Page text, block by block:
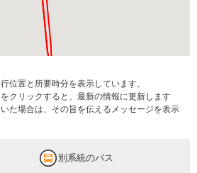
位置と所要時分を表示しています。
クリックすると、最新の情報に更新します
た場合は、その旨を伝えるメッセージを表示
別系統のバス